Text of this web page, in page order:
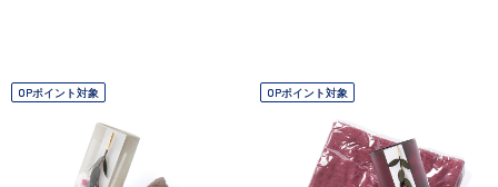
OPポイント対象 OPポイント対象